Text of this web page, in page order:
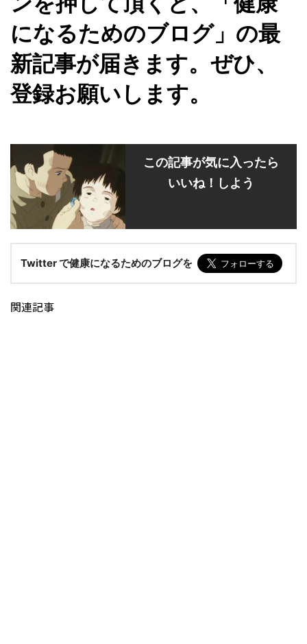
になるためのブログ」の最
新記事が届きます。ぜひ、
登録お願いします。
この記事が気に入ったら
いいね！しよう
Twitter で健康になるためのブログを
関連記事